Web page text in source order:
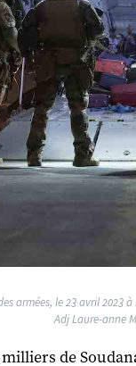
armées, le 23 avril 2023
Adj Laure-anne
de